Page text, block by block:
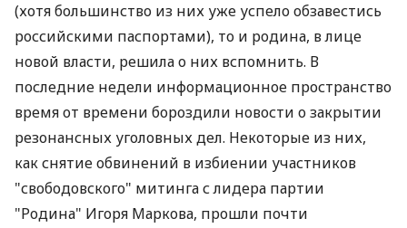
(хотя большинство из них уже успело обзавестись
российскими паспортами), то и родина, в лице
новой власти, решила о них вспомнить. В
последние недели информационное пространство
время от времени бороздили новости о закрытии
резонансных уголовных дел. Некоторые из них,
как снятие обвинений в избиении участников
"свободовского" митинга с лидера партии
"Родина" Игоря Маркова, прошли почти